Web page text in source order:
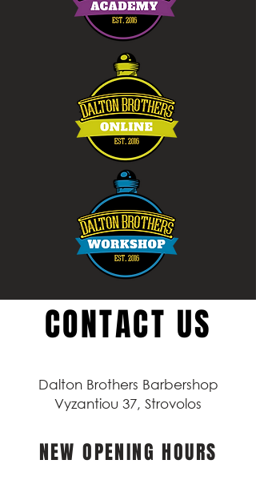
CONTACT US
Dalton Brothers Barbershop
Vyzantiou 37, Strovolos
NEW OPENING HOURS